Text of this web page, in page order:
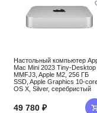
Настольный компьютер
Mac Mini 2023 Tiny-Desktop
MMFJ3, Apple M2, 256 ГБ
SSD, Apple Graphics 10-
OS X, Silver, серебристый
49 780 ₽